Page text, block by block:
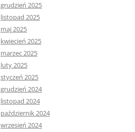
grudzień 2025
listopad 2025
maj 2025
kwiecień 2025
marzec 2025
luty 2025
styczeń 2025
grudzień 2024
listopad 2024
październik 2024
wrzesień 2024